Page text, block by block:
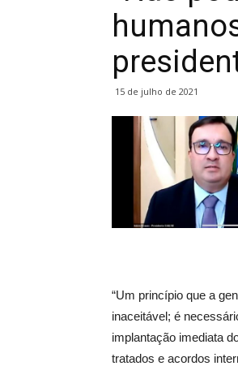
15 de julho de 2021
“Um princípio que a
inaceitável; é
implantação imediata
tratados e acordos